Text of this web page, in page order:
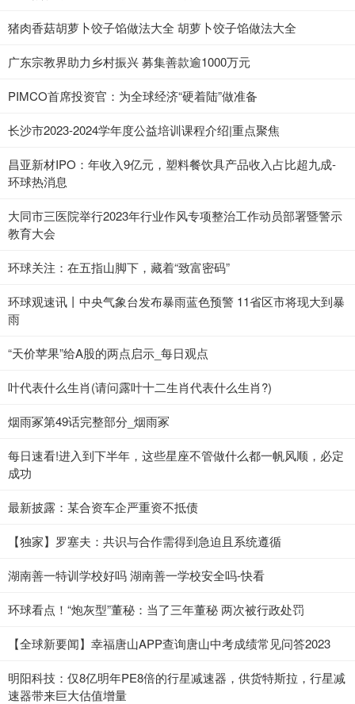
猪肉香菇胡萝卜饺子馅做法大全 胡萝卜饺子馅做法大全
广东宗教界助力乡村振兴 募集善款逾1000万元
PIMCO首席投资官：为全球经济“硬着陆”做准备
长沙市2023-2024学年度公益培训课程介绍|重点聚焦
昌亚新材IPO：年收入9亿元，塑料餐饮具产品收入占比超九成-
环球热消息
大同市三医院举行2023年行业作风专项整治工作动员部署暨警示
教育大会
环球关注：在五指山脚下，藏着“致富密码”
环球观速讯丨中央气象台发布暴雨蓝色预警 11省区市将现大到暴
雨
“天价苹果”给A股的两点启示_每日观点
叶代表什么生肖(请问露叶十二生肖代表什么生肖?)
烟雨冢第49话完整部分_烟雨冢
每日速看!进入到下半年，这些星座不管做什么都一帆风顺，必定
成功
最新披露：某合资车企严重资不抵债
【独家】罗塞夫：共识与合作需得到急迫且系统遵循
湖南善一特训学校好吗 湖南善一学校安全吗-快看
环球看点！“炮灰型”董秘：当了三年董秘 两次被行政处罚
【全球新要闻】幸福唐山APP查询唐山中考成绩常见问答2023
明阳科技：仅8亿明年PE8倍的行星减速器，供货特斯拉，行星减
速器带来巨大估值增量